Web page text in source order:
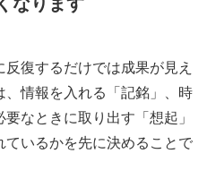
復するだけでは成果が見え
情報を入れる「記銘」、時
なときに取り出す「想起」
いるかを先に決めることで